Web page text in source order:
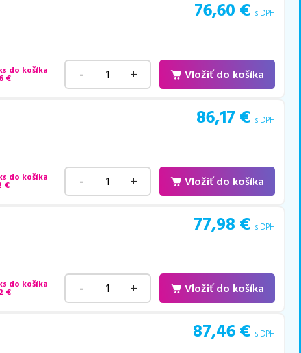
76,60 € s DPH
do košíka
€ - + Vložiť do košíka
86,17 € s DPH
do košíka
€ - + Vložiť do košíka
77,98 € s DPH
do košíka
€ - + Vložiť do košíka
87,46 € s DPH